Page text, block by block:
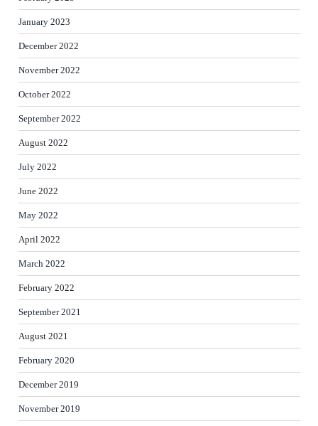
January 2023
December 2022
November 2022
October 2022
September 2022
August 2022
July 2022
June 2022
May 2022
April 2022
March 2022
February 2022
September 2021
August 2021
February 2020
December 2019
November 2019